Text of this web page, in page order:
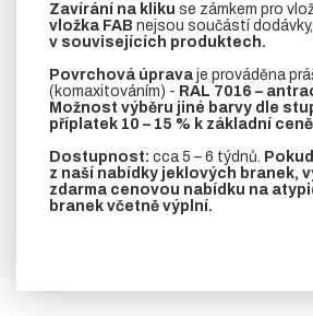
Zavírání na kliku se zámkem pro
vložka FAB nejsou součástí dodávky,
v souvisejících produktech.
Povrchová úprava je prováděna
(komaxitováním) - RAL 7016 –
Možnost výběru jiné barvy dle
příplatek 10 – 15 % k základní
Dostupnost: cca 5 – 6 týdnů.
z naší nabídky jeklových branek,
zdarma cenovou nabídku na
branek včetně výplní.